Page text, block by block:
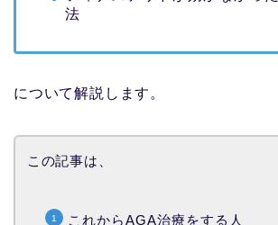
法
について解説します。
この記事は、
これからAGA治療をする人